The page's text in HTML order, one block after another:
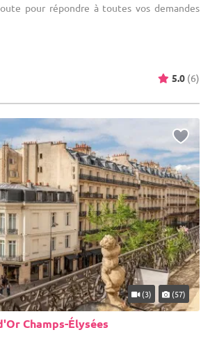
pour répondre à toutes vos demandes
5.0 (6)
(3) (57)
Champs-Élysées